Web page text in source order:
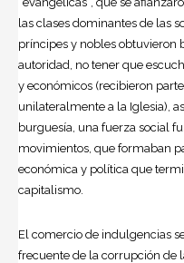
las clases dominantes de las
príncipes y nobles obtuvieron
autoridad, no tener que
y económicos (recibieron
unilateralmente a la Iglesia),
burguesía, una fuerza social
movimientos, que formaban
económica y política que
capitalismo.
El comercio de indulgencias
frecuente de la corrupción de